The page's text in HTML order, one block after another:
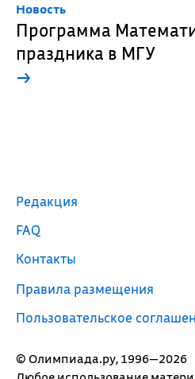
Новость
Программа
праздника в МГУ
→
© Олимпиада.ру, 1996—2026
Редакция
FAQ
Контакты
Правила размещения
Пользовательское